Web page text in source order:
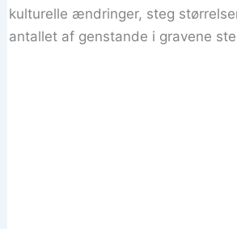
kulturelle ændringer, steg
antallet af genstande i gravene